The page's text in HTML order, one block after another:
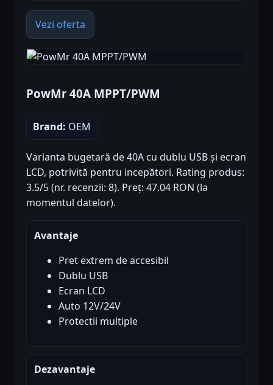
Vezi oferta
PowMr 40A MPPT/PWM
Brand: OEM
Varianta bugetară de 40A cu dublu USB și ecran
LCD, potrivită pentru incepători. Rating produs:
3.5/5 (nr. recenzii: 8). Preț: 47.04 RON (la
momentul datelor).
Avantaje
Pret extrem de accesibil
Dublu USB
Ecran LCD
Auto 12V/24V
Protectii multiple
Dezavantaje